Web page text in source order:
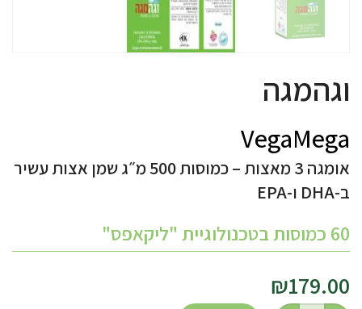
וגהמגה
VegaMega
אומגה 3 מאצות – כמוסות 500 מ״ג שמן אצות עשיר
ב-DHA ו-EPA
60 כמוסות בטכנולוגיית "ליקאפס"
₪179.00